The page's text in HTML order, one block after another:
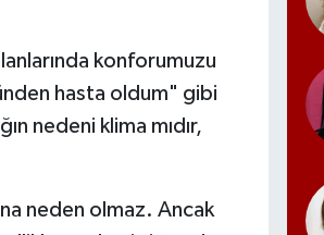
konforumuzu
hasta oldum" gibi
nedeni klima mıdır,
neden olmaz. Ancak